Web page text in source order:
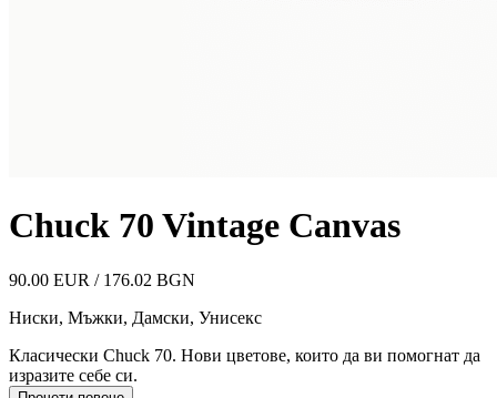
Chuck 70 Vintage Canvas
90.00 EUR / 176.02 BGN
Ниски, Мъжки, Дамски, Унисекс
Класически Chuck 70. Нови цветове, които да ви помогнат да
изразите себе си.